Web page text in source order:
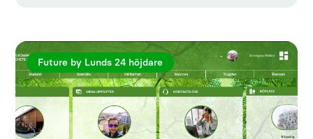
Future by Lunds 24 höjdare